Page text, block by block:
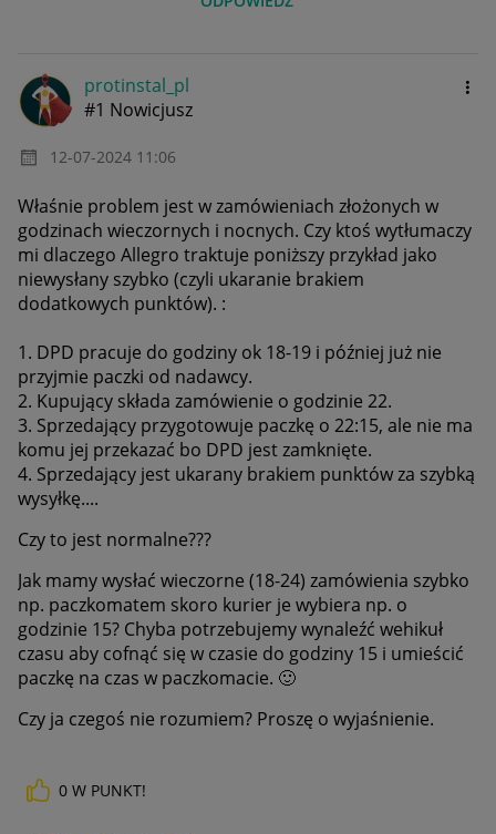
protinstal_pl
#1 Nowicjusz
‎12-07-2024 11:06
Właśnie problem jest w zamówieniach złożonych w
godzinach wieczornych i nocnych. Czy ktoś wytłumaczy
mi dlaczego Allegro traktuje poniższy przykład jako
niewysłany szybko (czyli ukaranie brakiem
dodatkowych punktów). :
1. DPD pracuje do godziny ok 18-19 i później już nie
przyjmie paczki od nadawcy.
2. Kupujący składa zamówienie o godzinie 22.
3. Sprzedający przygotowuje paczkę o 22:15, ale nie ma
komu jej przekazać bo DPD jest zamknięte.
4. Sprzedający jest ukarany brakiem punktów za szybką
wysyłkę....
Czy to jest normalne???
Jak mamy wysłać wieczorne (18-24) zamówienia szybko
np. paczkomatem skoro kurier je wybiera np. o
godzinie 15? Chyba potrzebujemy wynaleźć wehikuł
czasu aby cofnąć się w czasie do godziny 15 i umieścić
paczkę na czas w paczkomacie. 🙂
Czy ja czegoś nie rozumiem? Proszę o wyjaśnienie.
0 W PUNKT!